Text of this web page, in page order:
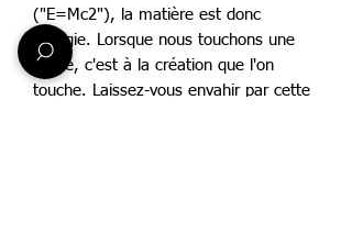
("E=Mc2"), la matière est donc
énergie. Lorsque nous touchons une
pierre, c'est à la création que l'on
touche. Laissez-vous envahir par cette